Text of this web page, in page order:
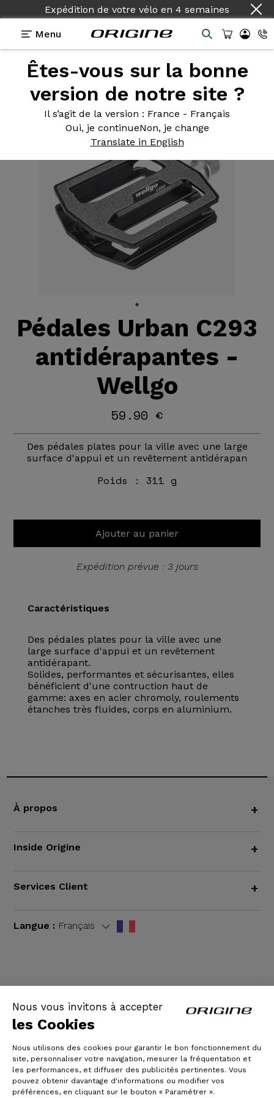
Nous vous invitons à accepter
les Cookies
Nous utilisons des cookies pour garantir le bon fonctionnement du
site, personnaliser votre navigation, mesurer la fréquentation et
les performances, et diffuser des publicités pertinentes. Vous
pouvez obtenir davantage d'informations ou modifier vos
préférences, en cliquant sur le bouton « Paramétrer ».
Expédition de votre vélo en 4 semaines
Menu
Êtes-vous sur la bonne
version de notre site ?
Il s’agit de la version : France - Français
Oui, je continueNon, je change
Translate in English
Equipements>Pédales >Urban C293
Pédales Urban C293
antidérapantes -
Wellgo
59.90 €
Des pédales plates pour la ville avec une large
surface d'appui et un revêtement antidérapan
Poids : 311 g
Ajouter au panier
Expédition prévue : 3 jours
Caractéristiques
Des pédales plates pour la ville avec une
large surface d'appui et un revêtement
antidérapant.
Solides, performantes et sécurisantes, elles
bénéficient d'une contruction haut de
gamme: axes en acier chromoly, roulements
étanches très fluides, corps en aluminium.
À propos +
Inside Origine +
Services Client +
Langue : Français